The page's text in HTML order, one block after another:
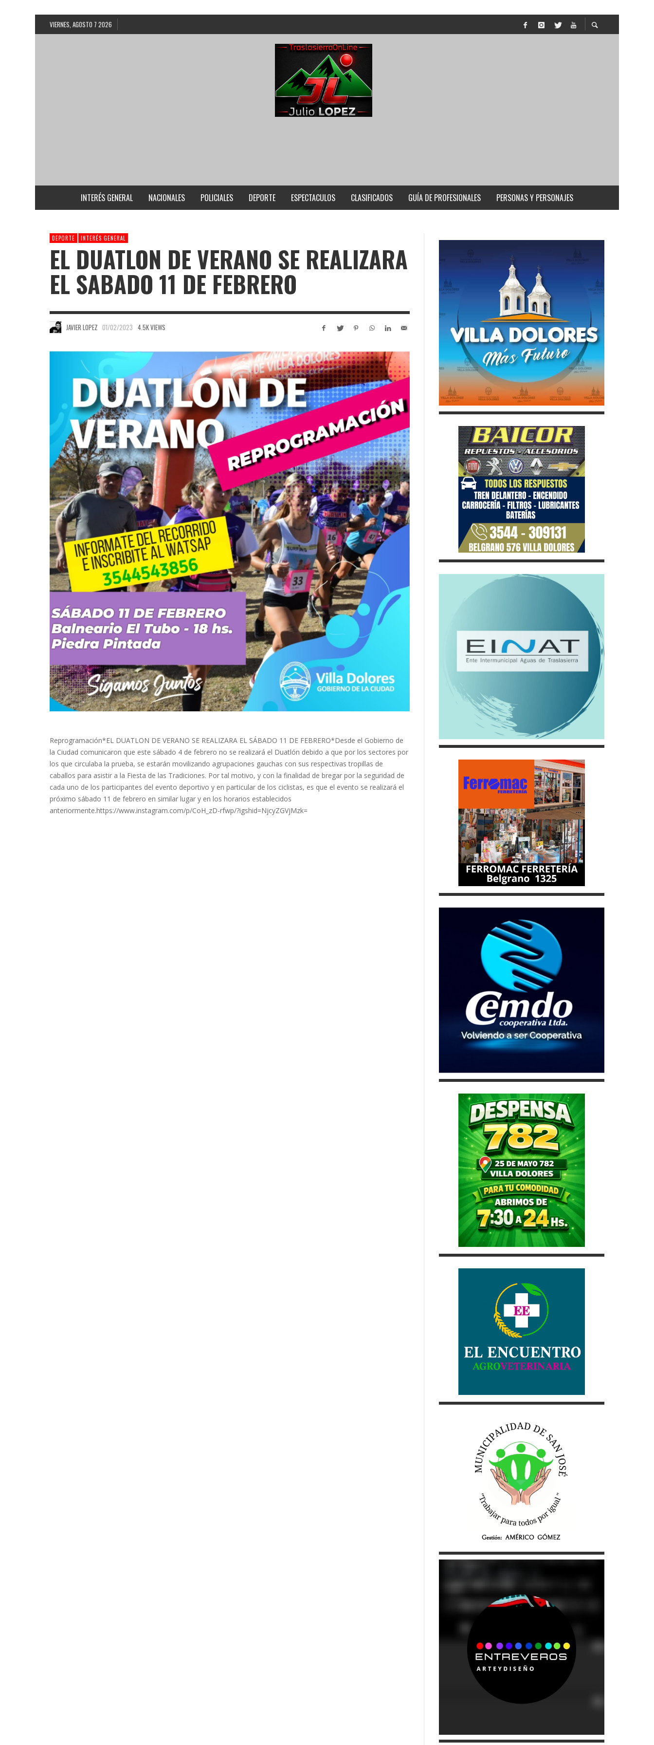
VIERNES, AGOSTO 7 2026
INTERÉS GENERAL NACIONALES POLICIALES DEPORTE ESPECTACULOS CLASIFICADOS GUÍA DE PROFESIONALES PERSONAS Y PERSONAJES
DEPORTE INTERÉS GENERAL
EL DUATLON DE VERANO SE REALIZARA
EL SABADO 11 DE FEBRERO
JAVIER LOPEZ 01/02/2023 4.5K VIEWS
Reprogramación*EL DUATLON DE VERANO SE REALIZARA EL SÁBADO 11 DE FEBRERO*Desde el Gobierno de
la Ciudad comunicaron que este sábado 4 de febrero no se realizará el Duatlón debido a que por los sectores por
los que circulaba la prueba, se estarán movilizando agrupaciones gauchas con sus respectivas tropillas de
caballos para asistir a la Fiesta de las Tradiciones. Por tal motivo, y con la finalidad de bregar por la seguridad de
cada uno de los participantes del evento deportivo y en particular de los ciclistas, es que el evento se realizará el
próximo sábado 11 de febrero en similar lugar y en los horarios establecidos
anteriormente.https://www.instagram.com/p/CoH_zD-rfwp/?igshid=NjcyZGVjMzk=